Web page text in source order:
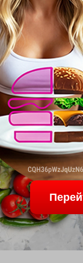
похудения в